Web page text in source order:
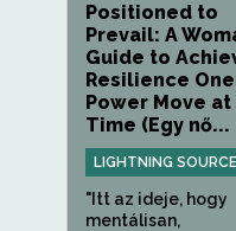
Positioned to
Prevail: A
Guide to
Resilience One
Power Move at
Time (Egy nő...
LIGHTNING
"Itt az ideje, hogy
mentálisan,